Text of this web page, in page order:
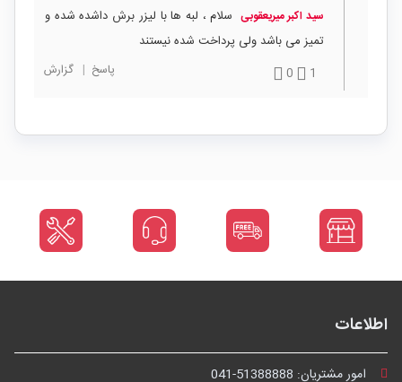
سید اکبر میریعقوبی سلام ، لبه ها با لیزر برش داشده شده و
تمیز می باشد ولی پرداخت شده نیستند
1
0 پاسخ | گزارش
اطلاعات
امور مشتریان: 041-51388888